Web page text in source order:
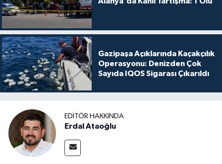
Gazipaşa Açıklarında Kaçakçılık
Operasyonu: Denizden Çok
Sayıda IQOS Sigarası Çıkarıldı
EDITÖR HAKKINDA
Erdal Ataoğlu